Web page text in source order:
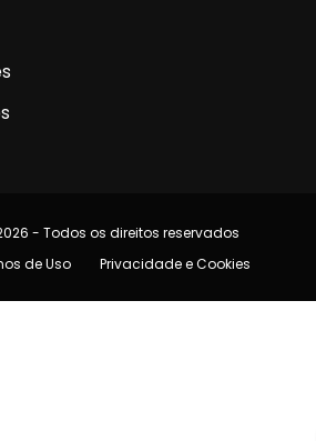
- Todos os direitos reservados
de Uso Privacidade e Cookies